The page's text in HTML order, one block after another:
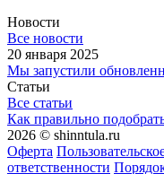
Новости
Все новости
20 января 2025
Мы запустили
Статьи
Все статьи
Как правильно
2026 © shinntula.ru
Оферта
ответственности